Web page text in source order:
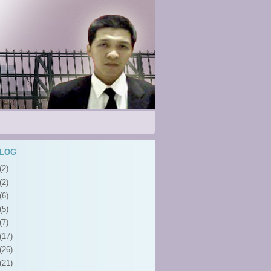
(2)
(2)
(6)
(5)
(7)
(17)
(26)
(21)